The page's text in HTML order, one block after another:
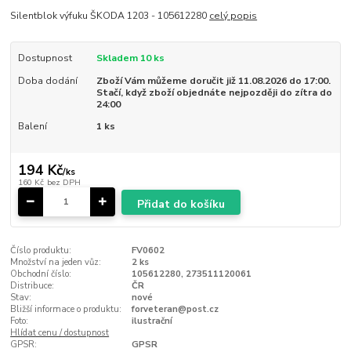
Silentblok výfuku ŠKODA 1203 - 105612280 celý popis
Dostupnost
Skladem 10 ks
Doba dodání
Zboží Vám můžeme doručit již 11.08.2026 do 17:00.
Stačí, když zboží objednáte nejpozději do zítra do
24:00
Balení
1 ks
194 Kč/ks
160 Kč bez DPH
Přidat do košíku
Číslo produktu:
FV0602
Množství na jeden vůz:
2 ks
Obchodní číslo:
105612280, 273511120061
Distribuce:
ČR
Stav:
nové
Bližší informace o produktu:
forveteran@post.cz
Foto:
ilustrační
Hlídat cenu / dostupnost
GPSR:
GPSR